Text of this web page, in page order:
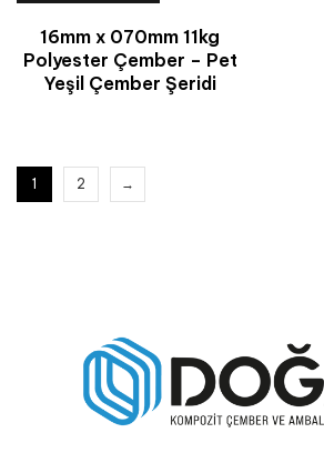
16mm x 070mm 11kg
Polyester Çember – Pet
Yeşil Çember Şeridi
1 2 →